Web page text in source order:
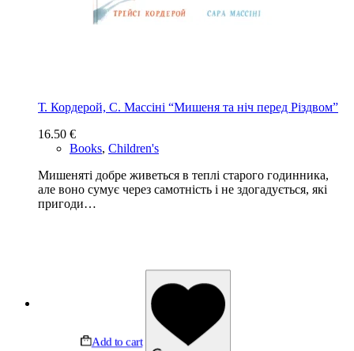
Т. Кордерой, С. Массіні “Мишеня та ніч перед Різдвом”
16.50 €
Books, Children's
Мишеняті добре живеться в теплі старого годинника,
але воно сумує через самотність і не здогадується, які
пригоди…
Add to cart